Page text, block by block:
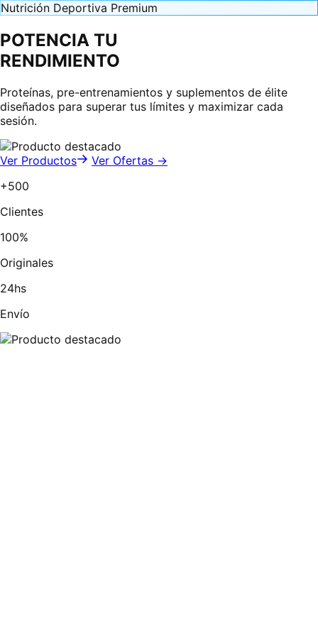
Nutrición Deportiva Premium
POTENCIA TU
RENDIMIENTO
Proteínas, pre-entrenamientos y suplementos de élite
diseñados para superar tus límites y maximizar cada
sesión.
Ver Productos
Ver Ofertas →
+500
Clientes
100%
Originales
24hs
Envío